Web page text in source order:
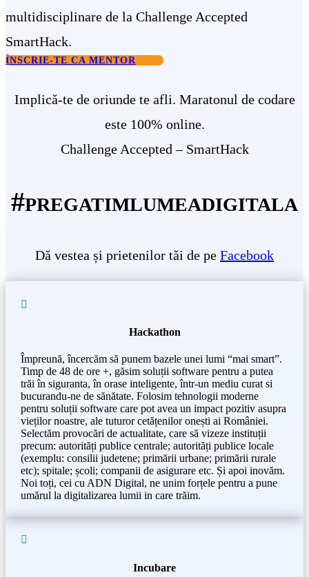
multidisciplinare de la Challenge Accepted
SmartHack.
ÎNSCRIE-TE CA MENTOR
Implică-te de oriunde te afli. Maratonul de codare
este 100% online.
Challenge Accepted – SmartHack
#pregatimlumeadigitala
Dă vestea și prietenilor tăi de pe Facebook

Hackathon
Împreună, încercăm să punem bazele unei lumi “mai smart”.
Timp de 48 de ore +, găsim soluții software pentru a putea
trăi în siguranta, în orase inteligente, într-un mediu curat si
bucurandu-ne de sănătate. Folosim tehnologii moderne
pentru soluții software care pot avea un impact pozitiv asupra
vieților noastre, ale tuturor cetățenilor onești ai României.
Selectăm provocări de actualitate, care să vizeze instituții
precum: autorități publice centrale; autorități publice locale
(exemplu: consilii judetene; primării urbane; primării rurale
etc); spitale; școli; companii de asigurare etc. Și apoi inovăm.
Noi toți, cei cu ADN Digital, ne unim forțele pentru a pune
umărul la digitalizarea lumii in care trăim.

Incubare